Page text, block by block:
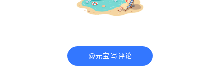
@元宝 写评论